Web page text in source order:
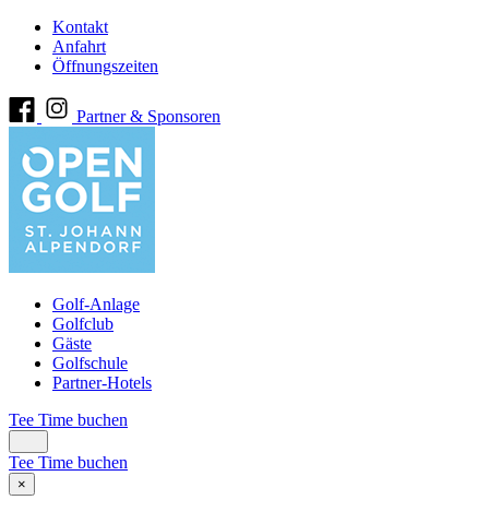
Kontakt
Anfahrt
Öffnungszeiten
Partner & Sponsoren
Golf-Anlage
Golfclub
Gäste
Golfschule
Partner-Hotels
Tee Time buchen
Tee Time buchen
×